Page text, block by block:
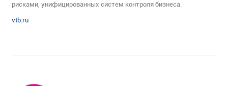
рисками, унифицированных систем контроля бизнеса.
vtb.ru